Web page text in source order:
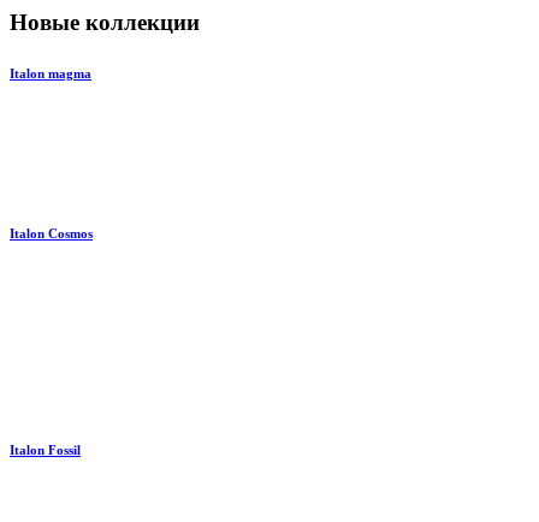
Новые коллекции
Italon magma
Italon Cosmos
Italon Fossil